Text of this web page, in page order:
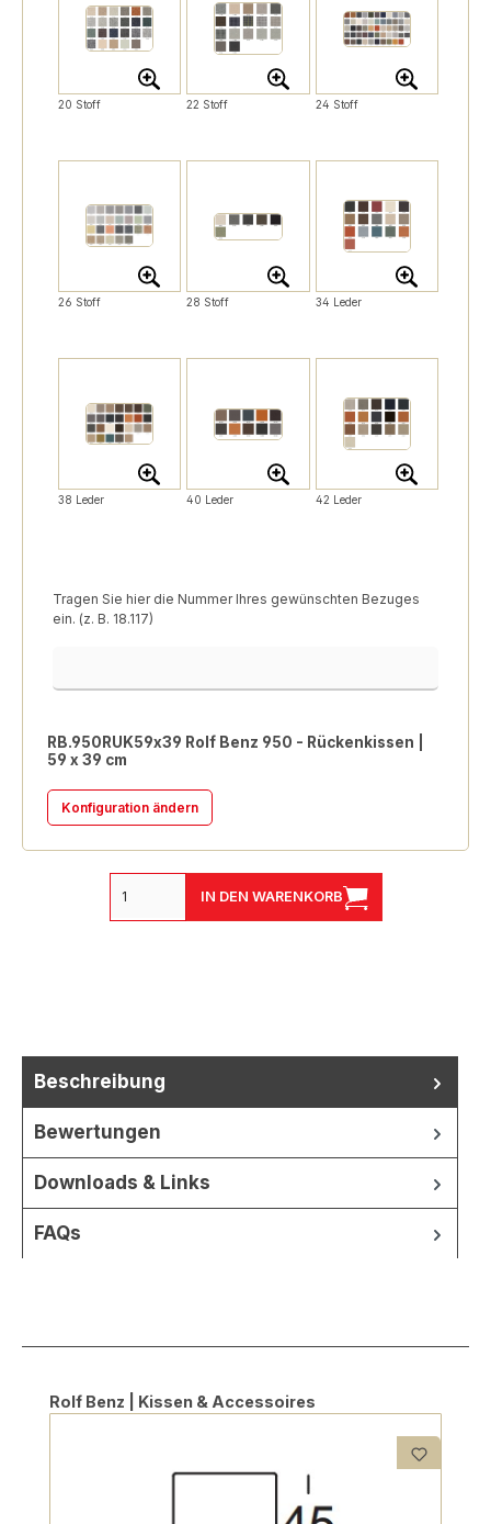
20 Stoff 22 Stoff 24 Stoff
26 Stoff 28 Stoff 34 Leder
38 Leder 40 Leder 42 Leder
Tragen Sie hier die Nummer Ihres gewünschten Bezuges
ein. (z. B. 18.117)
RB.950RUK59x39 Rolf Benz 950 - Rückenkissen |
59 x 39 cm
Konfiguration ändern
IN DEN WARENKORB
Beschreibung
Bewertungen
Downloads & Links
FAQs
Produktgalerie überspringen
Rolf Benz | Kissen & Accessoires